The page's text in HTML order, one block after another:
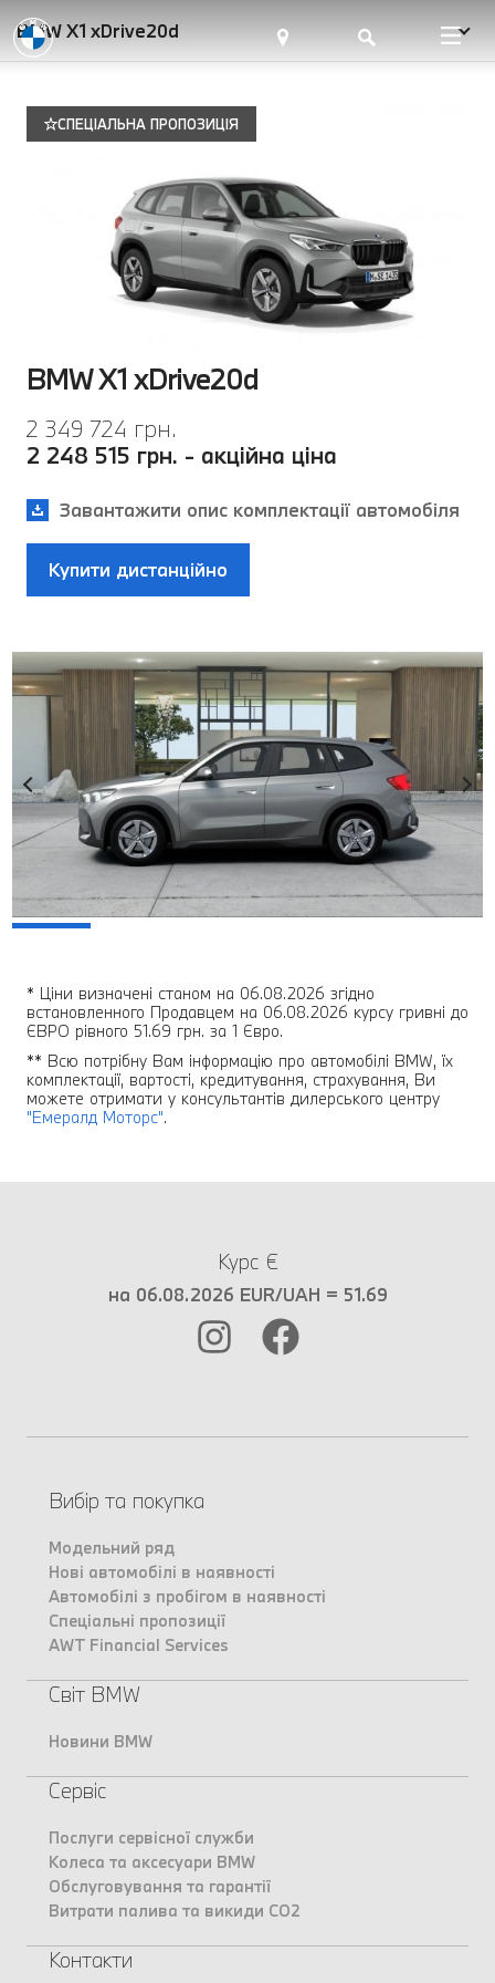
BMW X1 xDrive20d
СПЕЦІАЛЬНА ПРОПОЗИЦІЯ
BMW X1 xDrive20d
2 349 724 грн.
2 248 515 грн. - акційна ціна
Завантажити опис комплектації автомобіля
Купити дистанційно
* Ціни визначені станом на 06.08.2026 згідно
встановленного Продавцем на 06.08.2026 курсу гривні до
ЄВРО рівного 51.69 грн. за 1 Євро.
** Всю потрібну Вам інформацію про автомобілі BMW, їх
комплектації, вартості, кредитування, страхування, Ви
можете отримати у консультантів дилерського центру
"Емералд Моторс".
Курс €
на 06.08.2026 EUR/UAH = 51.69
Вибір та покупка
Модельний ряд
Нові автомобілі в наявності
Автомобілі з пробігом в наявності
Спеціальні пропозиції
AWT Financial Services
Світ BMW
Новини BMW
Сервіс
Послуги сервісної служби
Колеса та аксесуари BMW
Обслуговування та гарантії
Витрати палива та викиди CO2
Контакти